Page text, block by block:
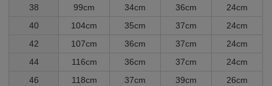
38
99cm 34cm 36cm
24cm
40
104cm 35cm 37cm
24cm
42
107cm 36cm 37cm
24cm
44
116cm 36cm 37cm
24cm
46
118cm 37cm 39cm
26cm